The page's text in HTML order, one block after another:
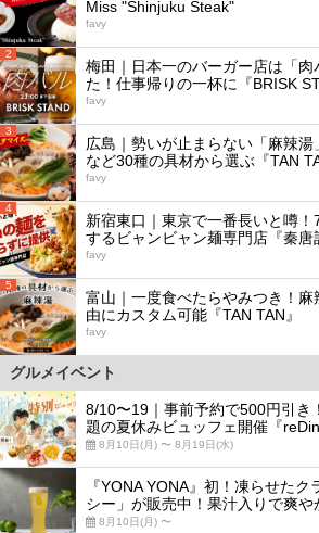
Miss "Shinjuku Steak"
favy
2
梅田｜日本一のバーガー店は「肉
た！仕事帰りの一杯に『BRISK
favy
3
広島｜勢いが止まらない「麻辣
など30種の具材から選ぶ『TAN
favy
4
新宿東口｜東京で一番長いと噂
するビャンビャン麺専門店『秦唐
favy
5
富山｜一度食べたらやみつき！麻
由にカスタム可能『TAN TAN』
favy
グルメイベント
8/10〜19｜事前予約で500円引き
題の夏休みビュッフェ開催『
8月10日(月) 〜 8月19日(水)
『YONA YONA』初！凍らせた
シー」が販売中！果汁入りで爽や
8月10日(月) 〜